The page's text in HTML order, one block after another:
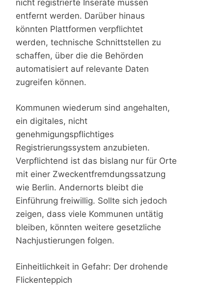
nicht registrierte Inserate müssen
entfernt werden. Darüber hinaus
könnten Plattformen verpflichtet
werden, technische Schnittstellen zu
schaffen, über die die Behörden
automatisiert auf relevante Daten
zugreifen können.
Kommunen wiederum sind angehalten,
ein digitales, nicht
genehmigungspflichtiges
Registrierungssystem anzubieten.
Verpflichtend ist das bislang nur für Orte
mit einer Zweckentfremdungssatzung
wie Berlin. Andernorts bleibt die
Einführung freiwillig. Sollte sich jedoch
zeigen, dass viele Kommunen untätig
bleiben, könnten weitere gesetzliche
Nachjustierungen folgen.
Einheitlichkeit in Gefahr: Der drohende
Flickenteppich